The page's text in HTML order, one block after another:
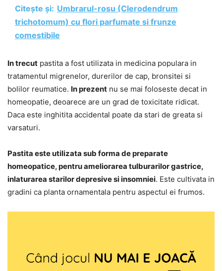
Citește și: Umbrarul-rosu (Clerodendrum
trichotomum) cu flori parfumate si frunze
comestibile
In trecut pastita a fost utilizata in medicina populara in
tratamentul migrenelor, durerilor de cap, bronsitei si
bolilor reumatice. In prezent nu se mai foloseste decat in
homeopatie, deoarece are un grad de toxicitate ridicat.
Daca este inghitita accidental poate da stari de greata si
varsaturi.
Pastita este utilizata sub forma de preparate
homeopatice, pentru ameliorarea tulburarilor gastrice,
inlaturarea starilor depresive si insomniei. Este cultivata in
gradini ca planta ornamentala pentru aspectul ei frumos.